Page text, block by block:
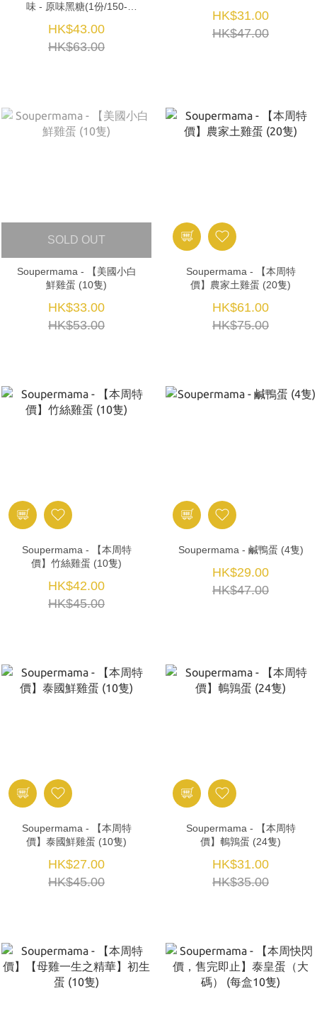
味 - 原味黑糖(1份/150-
HK$43.00
HK$63.00
HK$31.00
HK$47.00
SOLD OUT
Soupermama - 【美國小白
鮮雞蛋 (10隻)
HK$33.00
HK$53.00
Soupermama - 【本周特
價】農家土雞蛋 (20隻)
HK$61.00
HK$75.00
Soupermama - 【本周特
價】竹絲雞蛋 (10隻)
HK$42.00
HK$45.00
Soupermama - 鹹鴨蛋 (4隻)
HK$29.00
HK$47.00
Soupermama - 【本周特
價】泰國鮮雞蛋 (10隻)
HK$27.00
HK$45.00
Soupermama - 【本周特
價】鵪鶉蛋 (24隻)
HK$31.00
HK$35.00